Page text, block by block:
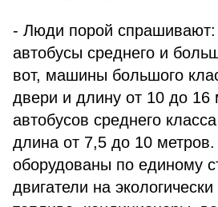
- Люди порой спрашивают:
автобусы среднего и
вот, машины большого
двери и длину от 10 до 16
автобусов среднего
длина от 7,5 до 10
оборудованы по единому
двигатели на